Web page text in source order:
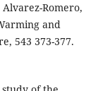
Romero,
and
543 373-377.